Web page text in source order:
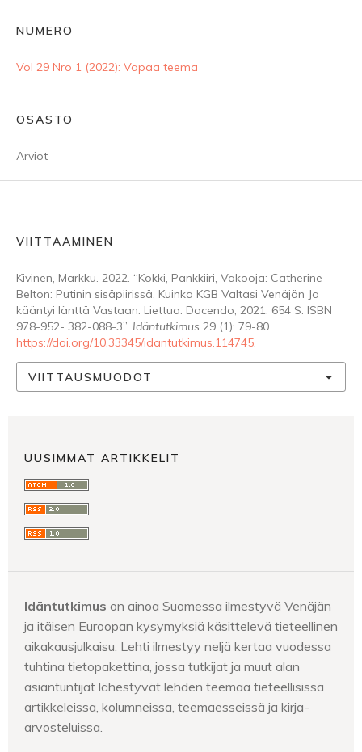
NUMERO
Vol 29 Nro 1 (2022): Vapaa teema
OSASTO
Arviot
VIITTAAMINEN
Kivinen, Markku. 2022. “Kokki, Pankkiiri, Vakooja: Catherine
Belton: Putinin sisäpiirissä. Kuinka KGB Valtasi Venäjän Ja
kääntyi länttä Vastaan. Liettua: Docendo, 2021. 654 S. ISBN
978-952- 382-088-3”. Idäntutkimus 29 (1): 79-80.
https://doi.org/10.33345/idantutkimus.114745.
VIITTAUSMUODOT
UUSIMMAT ARTIKKELIT
Idäntutkimus on ainoa Suomessa ilmestyvä Venäjän
ja itäisen Euroopan kysymyksiä käsittelevä tieteellinen
aikakausjulkaisu. Lehti ilmestyy neljä kertaa vuodessa
tuhtina tietopakettina, jossa tutkijat ja muut alan
asiantuntijat lähestyvät lehden teemaa tieteellisissä
artikkeleissa, kolumneissa, teemaesseissä ja kirja-
arvosteluissa.